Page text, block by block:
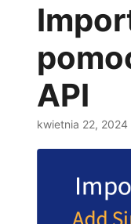
API
kwietnia 22, 2024